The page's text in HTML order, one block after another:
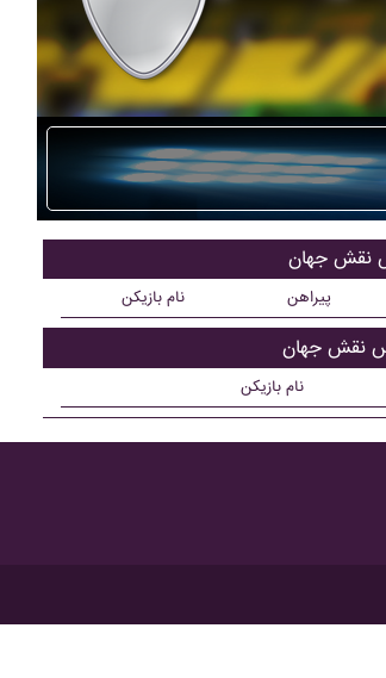
نقش جهان
نام بازیکن پیراهن
نقش جهان
نام بازیکن